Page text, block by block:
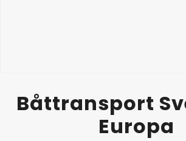
Båttransport
Europa